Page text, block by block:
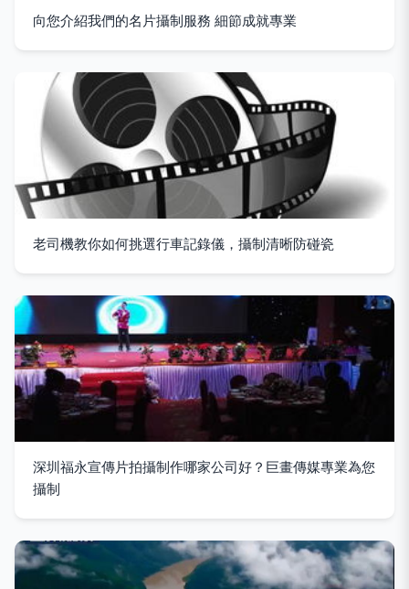
向您介紹我們的名片攝制服務 細節成就專業
老司機教你如何挑選行車記錄儀，攝制清晰防碰瓷
深圳福永宣傳片拍攝制作哪家公司好？巨畫傳媒專業為您
攝制